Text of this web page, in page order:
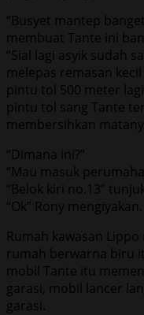
“Busyet mantep
membuat Tante ini
“Sial lagi asyik sudah
melepas remasan
pintu tol 500 meter
pintu tol sang Tante
membersihkan
“Dimana ini?”
“Mau masuk
“Belok kiri no.13”
“Ok” Rony mengiyakan.
Rumah kawasan
rumah berwarna biru
mobil Tante itu
garasi, mobil lancer
garasi.